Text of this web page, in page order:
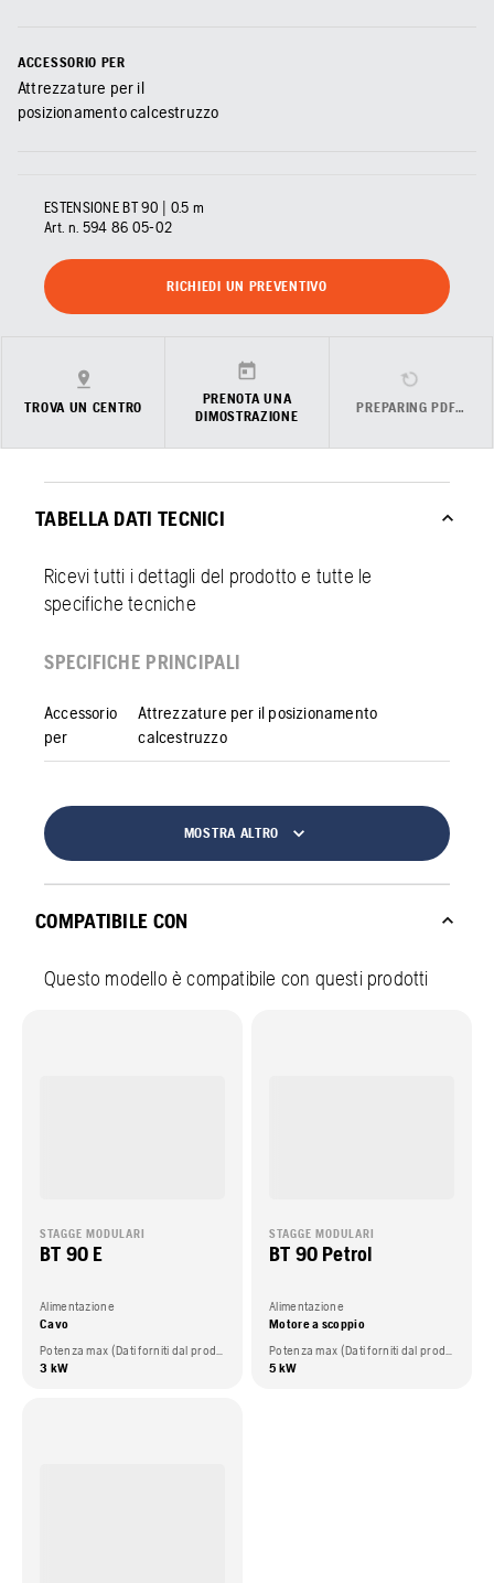
ACCESSORIO PER
Attrezzature per il
posizionamento calcestruzzo
ESTENSIONE BT 90 | 0.5 m
Art. n. 594 86 05‑02
RICHIEDI UN PREVENTIVO
TROVA UN CENTRO
PRENOTA UNA
DIMOSTRAZIONE
PREPARING PDF…
TABELLA DATI TECNICI
Ricevi tutti i dettagli del prodotto e tutte le
specifiche tecniche
SPECIFICHE PRINCIPALI
Accessorio
per
Attrezzature per il posizionamento
calcestruzzo
MOSTRA ALTRO
COMPATIBILE CON
Questo modello è compatibile con questi prodotti
STAGGE MODULARI
BT 90 E
Alimentazione
Cavo
Potenza max (Dati forniti dal produttore del motore)
3 kW
STAGGE MODULARI
BT 90 Petrol
Alimentazione
Motore a scoppio
Potenza max (Dati forniti dal produttore del motore)
5 kW